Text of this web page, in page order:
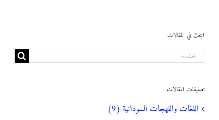
ابحث في المقالات
البحث
عن:
تصنيفات المقالات
اللغات واللهجات السودانية (9)